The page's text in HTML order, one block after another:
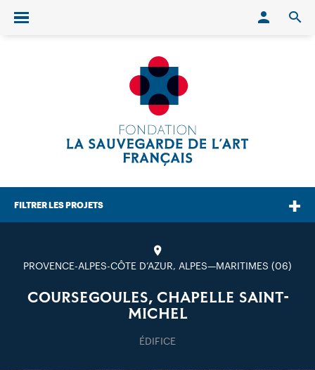
Ouvrir/fermer le menu
FILTRER LES PROJETS
PROVENCE-ALPES-CÔTE D’AZUR, ALPES—MARITIMES (06)
COURSEGOULES, CHAPELLE SAINT-
MICHEL
ÉDIFICE